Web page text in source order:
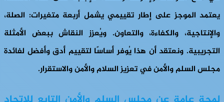
يعتمد الموجز على إطار تقييمي يشمل أربعة متغيرات: الصلة،
والإنتاجية، والكفاءة، والتعاون. ويُعزز النقاش ببعض الأمثلة
التجريبية. ونعتقد أن هذا يُوفر أساسًا لتقييم أدق وأفضل لفائدة
مجلس السلم والأمن في تعزيز السلام والأمن والاستقرار.